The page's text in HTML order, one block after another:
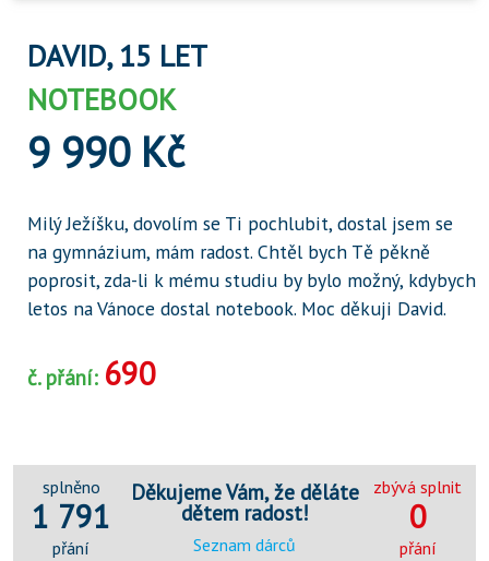
DAVID, 15 LET
NOTEBOOK
9 990 Kč
Milý Ježíšku, dovolím se Ti pochlubit, dostal jsem se
na gymnázium, mám radost. Chtěl bych Tě pěkně
poprosit, zda-li k mému studiu by bylo možný, kdybych
letos na Vánoce dostal notebook. Moc děkuji David.
č. přání: 690
splněno
1 791
přání
Děkujeme Vám, že děláte
dětem radost!
Seznam dárců
zbývá splnit
0
přání